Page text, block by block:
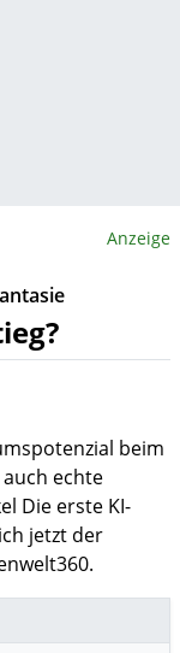
Anzeige
beim
echte
Die erste KI-
jetzt der